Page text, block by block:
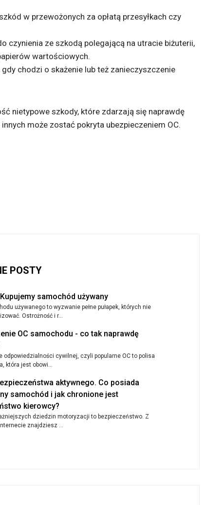
w przewożonych za opłatą przesyłkach czy
czynienia ze szkodą polegającą na utracie biżuterii,
wartościowych.
chodzi o skażenie lub też zanieczyszczenie
nietypowe szkody, które zdarzają się naprawdę
może zostać pokryta ubezpieczeniem OC.
POSTY
samochód używany
używanego to wyzwanie pełne pułapek, których nie
Ostrożność i r...
OC samochodu - co tak naprawdę
odpowiedzialności cywilnej, czyli popularne OC to polisa
która jest obowi...
aktywnego. Co posiada
samochód i jak chronione jest
kierowcy?
dziedzin motoryzacji to bezpieczeństwo. Z
znajdziesz ...